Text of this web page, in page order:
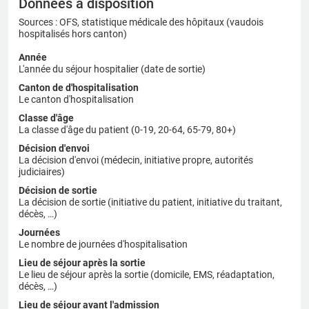
Sources : OFS, statistique médicale des hôpitaux (vaudois
hospitalisés hors canton)
Année
L'année du séjour hospitalier (date de sortie)
Canton de d'hospitalisation
Le canton d'hospitalisation
Classe d'âge
La classe d'âge du patient (0-19, 20-64, 65-79, 80+)
Décision d'envoi
La décision d'envoi (médecin, initiative propre, autorités
judiciaires)
Décision de sortie
La décision de sortie (initiative du patient, initiative du traitant,
décès, …)
Journées
Le nombre de journées d'hospitalisation
Lieu de séjour après la sortie
Le lieu de séjour après la sortie (domicile, EMS, réadaptation,
décès, …)
Lieu de séjour avant l'admission